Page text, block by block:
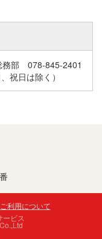
務部 078-845-2401
祝日は除く）
利用について
ービス